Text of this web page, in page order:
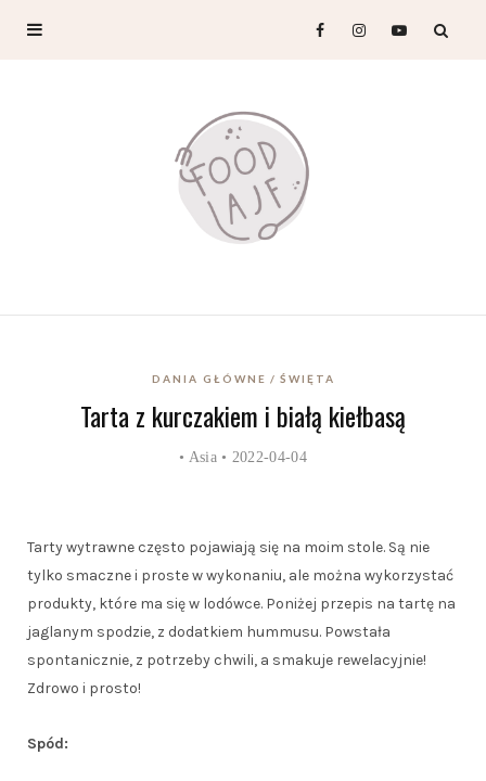
DANIA GŁÓWNE ŚWIĘTA
Tarta z kurczakiem i białą kiełbasą
• Asia • 2022-04-04
Tarty wytrawne często pojawiają się na moim stole. Są nie
tylko smaczne i proste w wykonaniu, ale można wykorzystać
produkty, które ma się w lodówce. Poniżej przepis na tartę na
jaglanym spodzie, z dodatkiem hummusu. Powstała
spontanicznie, z potrzeby chwili, a smakuje rewelacyjnie!
Zdrowo i prosto!
Spód: